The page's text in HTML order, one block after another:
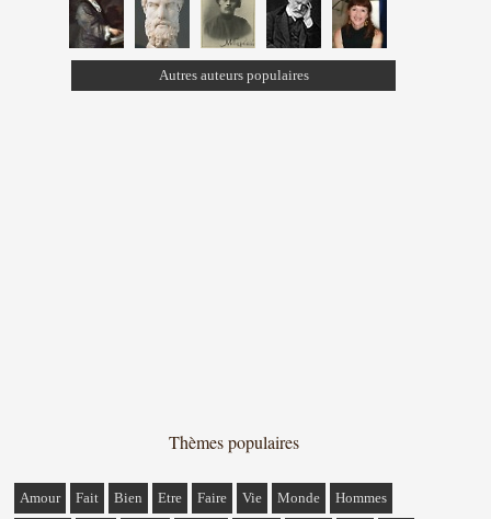
Autres auteurs populaires
Thèmes populaires
Amour Fait Bien Etre Faire Vie Monde Hommes